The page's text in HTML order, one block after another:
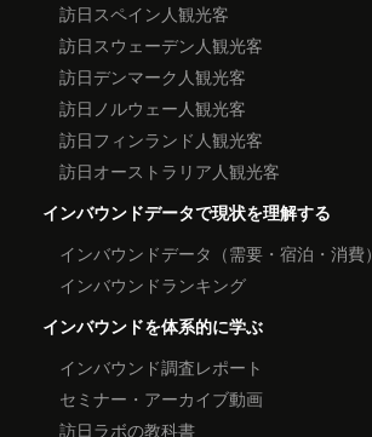
訪日スペイン人観光客
訪日スウェーデン人観光客
訪日デンマーク人観光客
訪日ノルウェー人観光客
訪日フィンランド人観光客
訪日オーストラリア人観光客
インバウンドデータで現状を理解する
インバウンドデータ（需要・宿泊・消費）
インバウンドランキング
インバウンドを体系的に学ぶ
インバウンド調査レポート
セミナー・アーカイブ動画
訪日ラボの教科書